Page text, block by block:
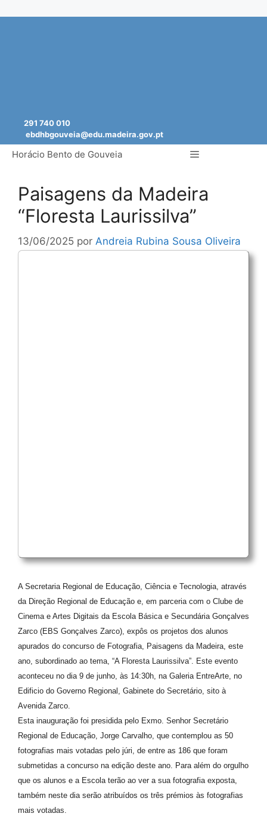
291 740 010
ebdhbgouveia@edu.madeira.gov.pt
Horácio Bento de Gouveia Menu
Paisagens da Madeira
“Floresta Laurissilva”
13/06/2025 por Andreia Rubina Sousa Oliveira
A Secretaria Regional de Educação, Ciência e Tecnologia, através
da Direção Regional de Educação e, em parceria com o Clube de
Cinema e Artes Digitais da Escola Básica e Secundária Gonçalves
Zarco (EBS Gonçalves Zarco), expôs os projetos dos alunos
apurados do concurso de Fotografia, Paisagens da Madeira, este
ano, subordinado ao tema, “A Floresta Laurissilva”. Este evento
aconteceu no dia 9 de junho, às 14:30h, na Galeria EntreArte, no
Edificio do Governo Regional, Gabinete do Secretário, sito à
Avenida Zarco.
Esta inauguração foi presidida pelo Exmo. Senhor Secretário
Regional de Educação, Jorge Carvalho, que contemplou as 50
fotografias mais votadas pelo júri, de entre as 186 que foram
submetidas a concurso na edição deste ano. Para além do orgulho
que os alunos e a Escola terão ao ver a sua fotografia exposta,
também neste dia serão atribuídos os três prémios às fotografias
mais votadas.